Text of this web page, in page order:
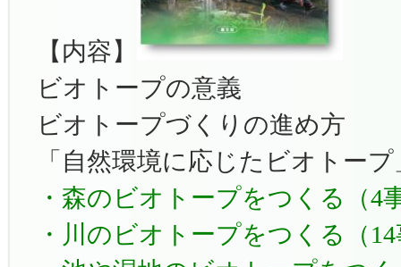
【内容】
ビオトープの意義
ビオトープづくりの進め方
「自然環境に応じたビオトープ
・森のビオトープをつくる（4
・川のビオトープをつくる（